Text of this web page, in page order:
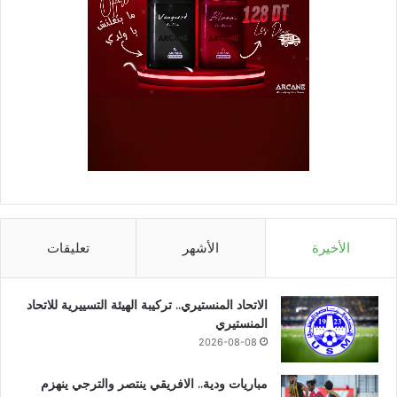
الأخيرة الأشهر تعليقات
الاتحاد المنستيري.. تركيبة الهيئة التسييرية للاتحاد
المنستيري
2026-08-08
مباريات ودية.. الافريقي ينتصر والترجي ينهزم